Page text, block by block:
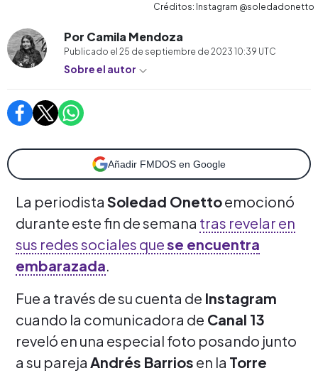
Créditos: Instagram @soledadonetto
Por Camila Mendoza
Publicado el 25 de septiembre de 2023 10:39 UTC
Sobre el autor
Añadir FMDOS en Google
La periodista Soledad Onettoemocionó
durante este fin de semana tras revelar en
sus redes sociales quese encuentra
embarazada.
Fue a través de su cuenta de Instagram
cuando la comunicadora de Canal 13
reveló en una especial foto posando junto
a su pareja Andrés Barrios en la Torre